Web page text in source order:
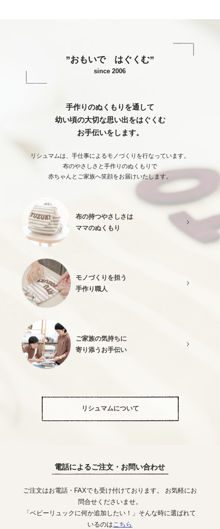
”おもいで はぐくむ”
since 2006
手作りのぬくもりを通して
幼い頃の大切な思い出をはぐくむ
お手伝いをします。
リシュマムは、手仕事によるモノづくりを行なっています。
布のやさしさと手作りのぬくもりで
赤ちゃんとご家族へ笑顔をお届けいたします。
布の持つやさしさは
ママのぬくもり
モノづくりを担う
手作り職人
ご家族の気持ちに
寄り添うお手伝い
リシュマムについて
電話によるご注文・お問い合わせ
ご注文はお電話・FAXでも受け付けております。 お気軽にお
問合せくださいませ。
「ベビーリュックに何か追加したい！」そんな時に選ばれて
いるのはこちら